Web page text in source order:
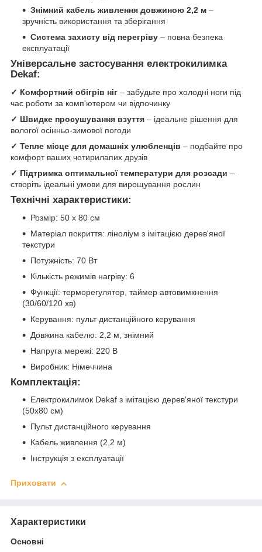
Знімний кабель живлення довжиною 2,2 м –
зручність використання та зберігання
Система захисту від перегріву – повна безпека
експлуатації
Універсальне застосування електрокилимка
Dekaf:
✓ Комфортний обігрів ніг – забудьте про холодні ноги під
час роботи за комп'ютером чи відпочинку
✓ Швидке просушування взуття – ідеальне рішення для
вологої осінньо-зимової погоди
✓ Тепле місце для домашніх улюбленців – подбайте про
комфорт ваших чотирилапих друзів
✓ Підтримка оптимальної температури для розсади –
створіть ідеальні умови для вирощування рослин
Технічні характеристики:
Розмір: 50 х 80 см
Матеріал покриття: ліноліум з імітацією дерев'яної
текстури
Потужність: 70 Вт
Кількість режимів нагріву: 6
Функції: терморегулятор, таймер автовимкнення
(30/60/120 хв)
Керування: пульт дистанційного керування
Довжина кабелю: 2,2 м, знімний
Напруга мережі: 220 В
Виробник: Німеччина
Комплектація:
Електрокилимок Dekaf з імітацією дерев'яної текстури
(50х80 см)
Пульт дистанційного керування
Кабель живлення (2,2 м)
Інструкція з експлуатації
Приховати
Характеристики
Основні